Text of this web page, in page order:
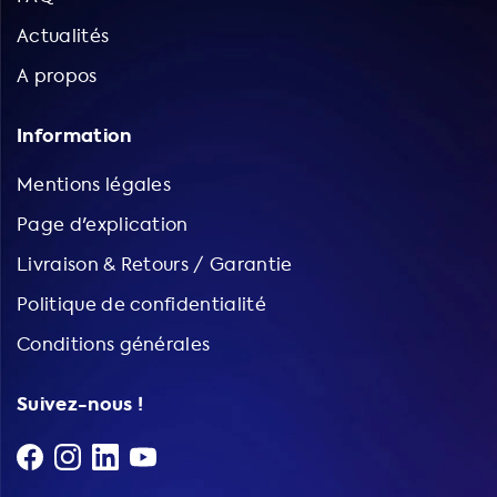
Actualités
A propos
Information
Mentions légales
Page d'explication
Livraison & Retours / Garantie
Politique de confidentialité
Conditions générales
Suivez-nous !